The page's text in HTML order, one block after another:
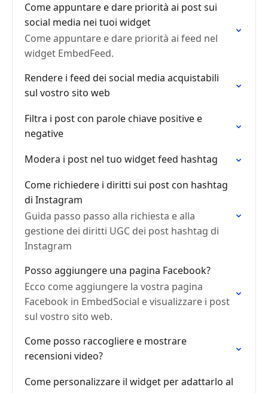
Come appuntare e dare priorità ai post sui
social media nei tuoi widget
Come appuntare e dare priorità ai feed nel
widget EmbedFeed.
Rendere i feed dei social media acquistabili
sul vostro sito web
Filtra i post con parole chiave positive e
negative
Modera i post nel tuo widget feed hashtag
Come richiedere i diritti sui post con hashtag
di Instagram
Guida passo passo alla richiesta e alla
gestione dei diritti UGC dei post hashtag di
Instagram
Posso aggiungere una pagina Facebook?
Ecco come aggiungere la vostra pagina
Facebook in EmbedSocial e visualizzare i post
sul vostro sito web.
Come posso raccogliere e mostrare
recensioni video?
Come personalizzare il widget per adattarlo al